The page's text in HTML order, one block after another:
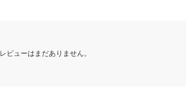
ビューはまだありません。